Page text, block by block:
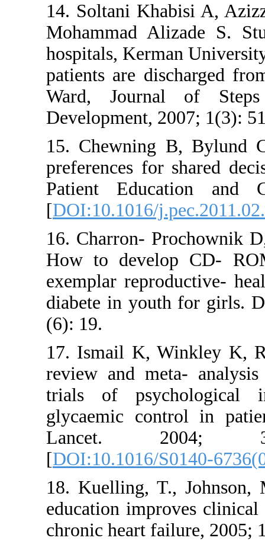
14. Soltani
Mohammad
hospitals, Kerman
patients are
Ward, Journal
Development,
15. Chewning B,
preferences for
Patient
[DOI:10.1016/
16. Charron-
How to develop
exemplar
diabete in youth
17. Ismail K,
review and meta-
trials of
glycaemic
Lancet.
[DOI:10.1016/
18. Kuelling, T.,
education
chronic heart